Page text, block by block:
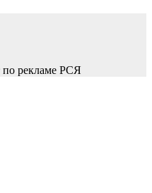
рекламе РСЯ